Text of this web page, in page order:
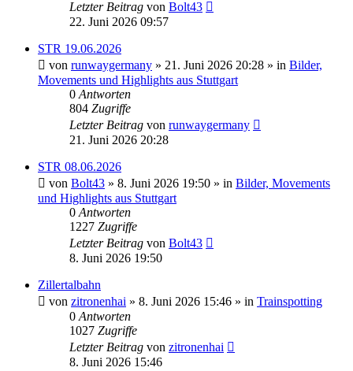
Letzter Beitrag von Bolt43
22. Juni 2026 09:57
STR 19.06.2026
von runwaygermany » 21. Juni 2026 20:28 » in Bilder,
Movements und Highlights aus Stuttgart
0 Antworten
804 Zugriffe
Letzter Beitrag von runwaygermany
21. Juni 2026 20:28
STR 08.06.2026
von Bolt43 » 8. Juni 2026 19:50 » in Bilder, Movements
und Highlights aus Stuttgart
0 Antworten
1227 Zugriffe
Letzter Beitrag von Bolt43
8. Juni 2026 19:50
Zillertalbahn
von zitronenhai » 8. Juni 2026 15:46 » in Trainspotting
0 Antworten
1027 Zugriffe
Letzter Beitrag von zitronenhai
8. Juni 2026 15:46